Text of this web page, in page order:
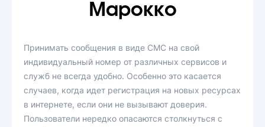
Марокко
Принимать сообщения в виде СМС на свой
индивидуальный номер от различных сервисов и
служб не всегда удобно. Особенно это касается
случаев, когда идет регистрация на новых ресурсах
в интернете, если они не вызывают доверия.
Пользователи нередко опасаются столкнуться с